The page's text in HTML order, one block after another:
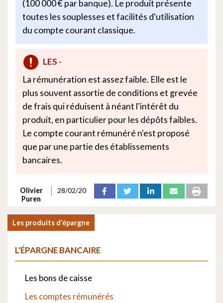
(100 000 € par banque). Le produit présente
toutes les souplesses et facilités d'utilisation
du compte courant classique.
LES -
La rémunération est assez faible. Elle est le
plus souvent assortie de conditions et grevée
de frais qui réduisent à néant l'intérêt du
produit, en particulier pour les dépôts faibles.
Le compte courant rémunéré n'est proposé
que par une partie des établissements
bancaires.
Olivier
Puren
28/02/20
Les produits d'épargne
L'ÉPARGNE BANCAIRE
Les bons de caisse
Les comptes rémunérés